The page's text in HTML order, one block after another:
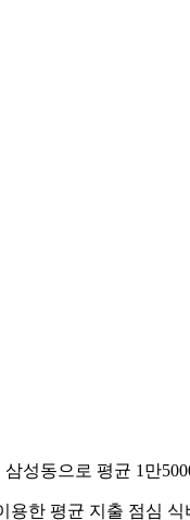
성동으로 평균 1만
한 평균 지출 점심 식